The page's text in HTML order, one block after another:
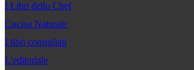
I Libri dello Chef
Cucina Naturale
I libri consigliati
L'editoriale